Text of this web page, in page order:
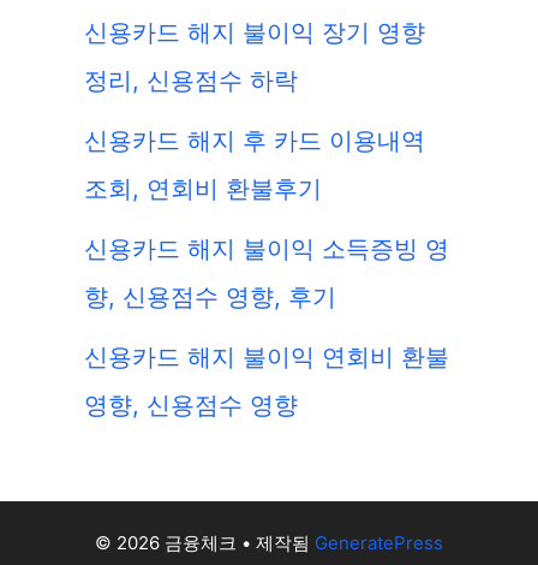
신용카드 해지 불이익 장기 영향
정리, 신용점수 하락
신용카드 해지 후 카드 이용내역
조회, 연회비 환불후기
신용카드 해지 불이익 소득증빙 영
향, 신용점수 영향, 후기
신용카드 해지 불이익 연회비 환불
영향, 신용점수 영향
© 2026 금융체크 • 제작됨 GeneratePress